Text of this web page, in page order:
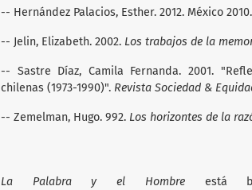
-- Hernández Palacios, Esther. 2012. México 2010.
-- Jelin, Elizabeth. 2002. Los trabajos de la
-- Sastre Díaz, Camila Fernanda. 2001.
chilenas (1973-1990)". Revista Sociedad &
-- Zemelman, Hugo. 992. Los horizontes de la
La Palabra y el Hombreestá